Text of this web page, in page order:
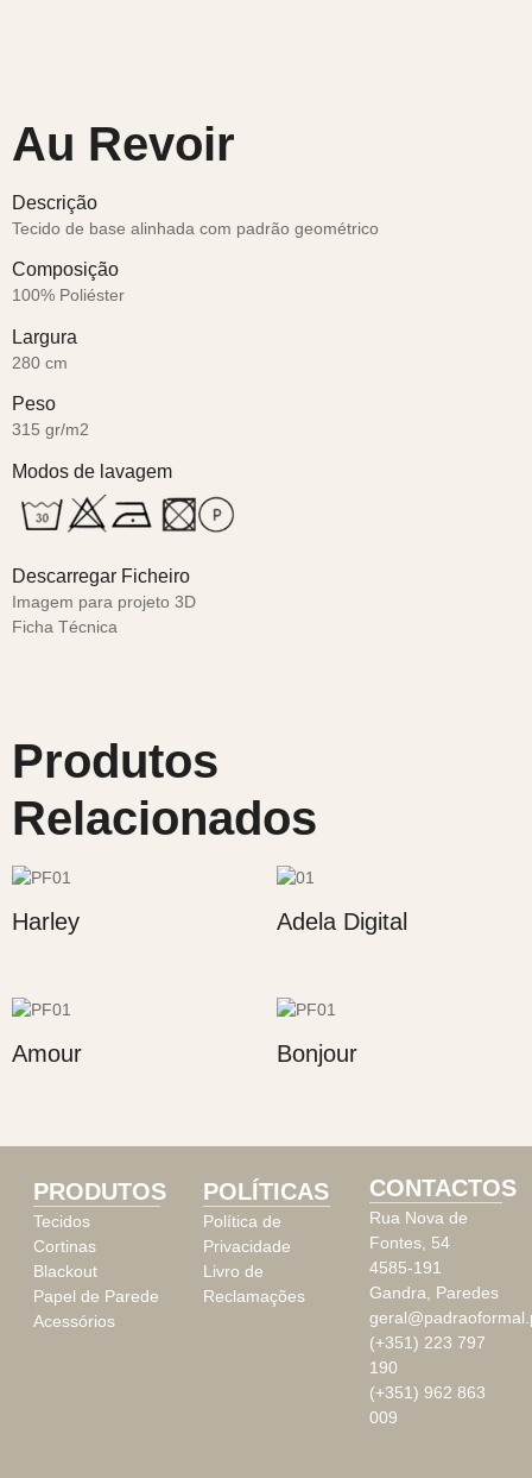
Au Revoir
Descrição
Tecido de base alinhada com padrão geométrico
Composição
100% Poliéster
Largura
280 cm
Peso
315 gr/m2
Modos de lavagem
Descarregar Ficheiro
Imagem para projeto 3D
Ficha Técnica
Produtos
Relacionados
Harley Adela Digital
Amour Bonjour
PRODUTOS
Tecidos
Cortinas
Blackout
Papel de Parede
Acessórios
POLÍTICAS
Política de
Privacidade
Livro de
Reclamações
CONTACTOS
Rua Nova de
Fontes, 54
4585-191
Gandra, Paredes
(+351) 223 797
190
(+351) 962 863
009